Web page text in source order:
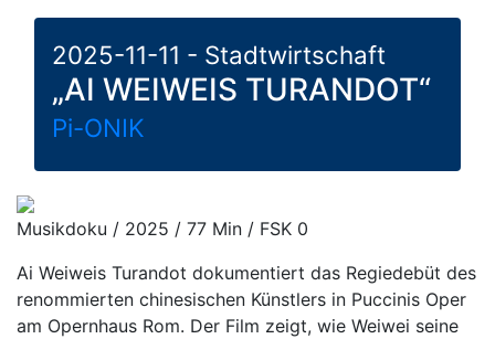
2025-11-11 - Stadtwirtschaft
„AI WEIWEIS TURANDOT“
Pi-ONIK
Musikdoku / 2025 / 77 Min / FSK 0
Ai Weiweis Turandot dokumentiert das Regiedebüt des
renommierten chinesischen Künstlers in Puccinis Oper
am Opernhaus Rom. Der Film zeigt, wie Weiwei seine